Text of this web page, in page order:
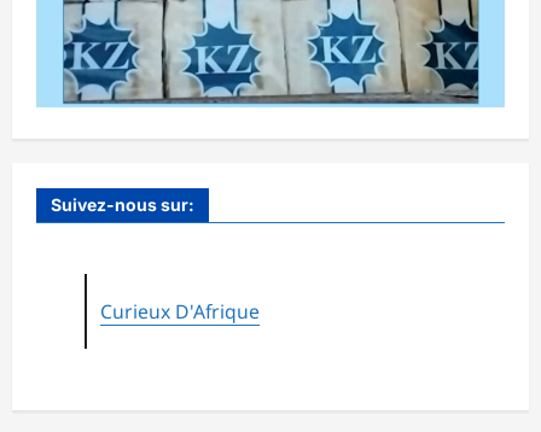
Suivez-nous sur:
Curieux D'Afrique